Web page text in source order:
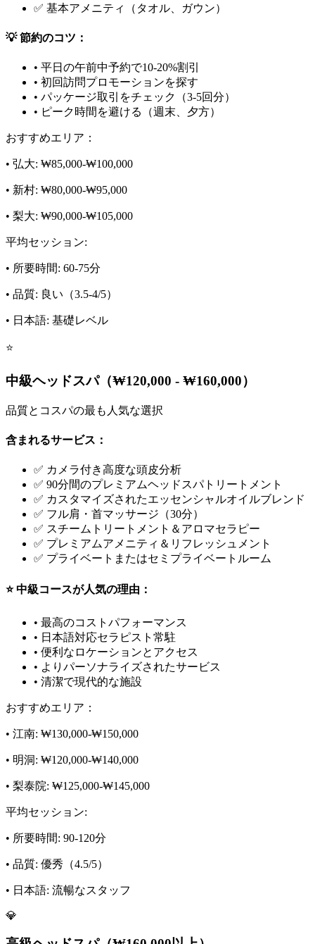
✅ 基本アメニティ（タオル、ガウン）
💡 節約のコツ：
• 平日の午前中予約で10-20%割引
• 初回訪問プロモーションを探す
• パッケージ取引をチェック（3-5回分）
• ピーク時間を避ける（週末、夕方）
おすすめエリア：
• 弘大: ₩85,000-₩100,000
• 新村: ₩80,000-₩95,000
• 梨大: ₩90,000-₩105,000
平均セッション:
• 所要時間: 60-75分
• 品質: 良い（3.5-4/5）
• 日本語: 基礎レベル
⭐
中級ヘッドスパ（₩120,000 - ₩160,000）
品質とコスパの最も人気な選択
含まれるサービス：
✅ カメラ付き高度な頭皮分析
✅ 90分間のプレミアムヘッドスパトリートメント
✅ カスタマイズされたエッセンシャルオイルブレンド
✅ フル肩・首マッサージ（30分）
✅ スチームトリートメント＆アロマセラピー
✅ プレミアムアメニティ＆リフレッシュメント
✅ プライベートまたはセミプライベートルーム
⭐ 中級コースが人気の理由：
• 最高のコストパフォーマンス
• 日本語対応セラピスト常駐
• 便利なロケーションとアクセス
• よりパーソナライズされたサービス
• 清潔で現代的な施設
おすすめエリア：
• 江南: ₩130,000-₩150,000
• 明洞: ₩120,000-₩140,000
• 梨泰院: ₩125,000-₩145,000
平均セッション:
• 所要時間: 90-120分
• 品質: 優秀（4.5/5）
• 日本語: 流暢なスタッフ
💎